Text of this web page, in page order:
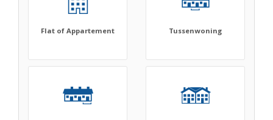
Flat of Appartement Tussenwoning